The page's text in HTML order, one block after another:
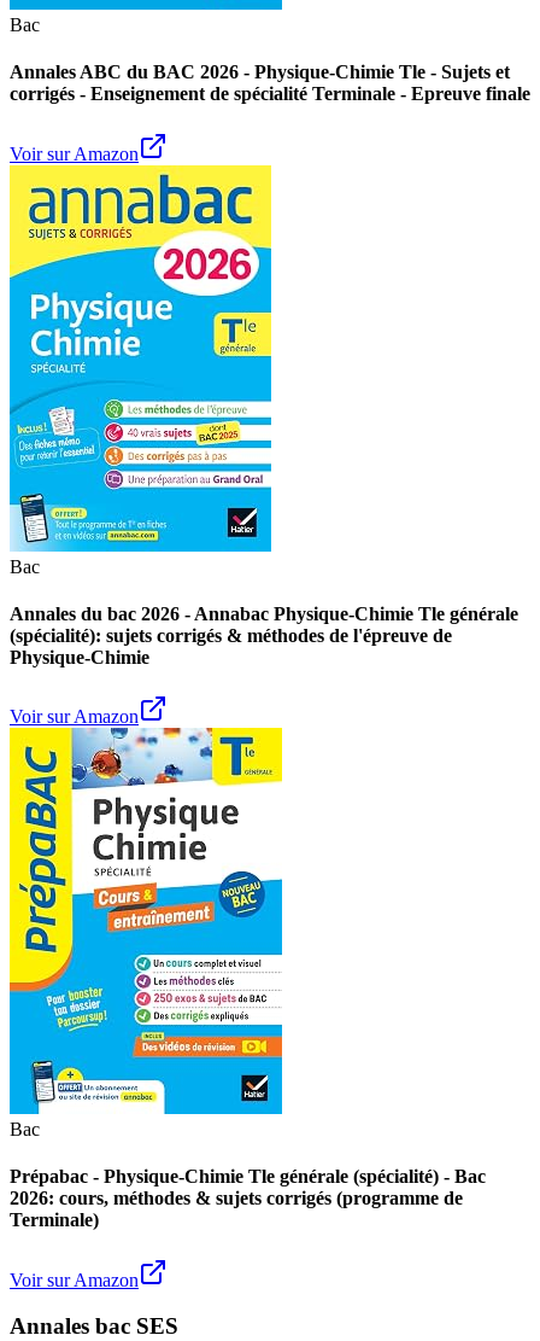
Bac
Annales ABC du BAC 2026 - Physique-Chimie Tle - Sujets et
corrigés - Enseignement de spécialité Terminale - Epreuve finale
Voir sur Amazon
Bac
Annales du bac 2026 - Annabac Physique-Chimie Tle générale
(spécialité): sujets corrigés & méthodes de l'épreuve de
Physique-Chimie
Voir sur Amazon
Bac
Prépabac - Physique-Chimie Tle générale (spécialité) - Bac
2026: cours, méthodes & sujets corrigés (programme de
Terminale)
Voir sur Amazon
Annales bac SES